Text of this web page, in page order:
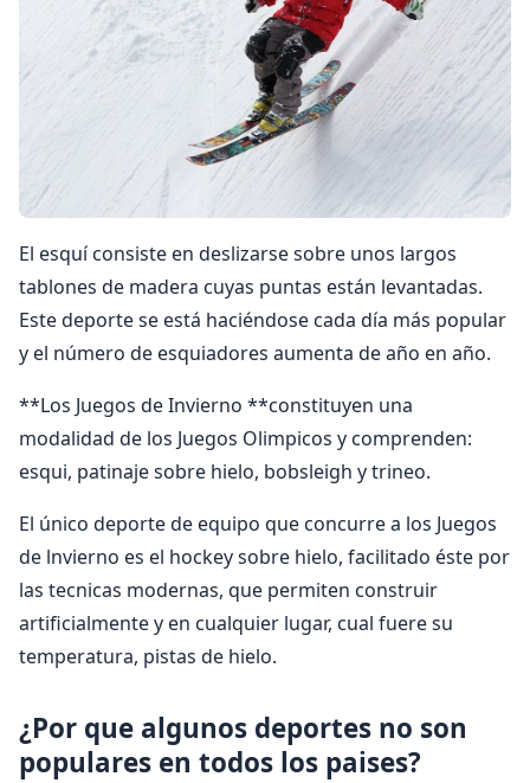
El esquí consiste en deslizarse sobre unos largos
tablones de madera cuyas puntas están levantadas.
Este deporte se está haciéndose cada día más popular
y el número de esquiadores aumenta de año en año.
**Los Juegos de Invierno **constituyen una
modalidad de los Juegos Olimpicos y comprenden:
esqui, patinaje sobre hielo, bobsleigh y trineo.
El único deporte de equipo que concurre a los Juegos
de lnvierno es el hockey sobre hielo, facilitado éste por
las tecnicas modernas, que permiten construir
artificialmente y en cualquier lugar, cual fuere su
temperatura, pistas de hielo.
¿Por que algunos deportes no son
populares en todos los paises?